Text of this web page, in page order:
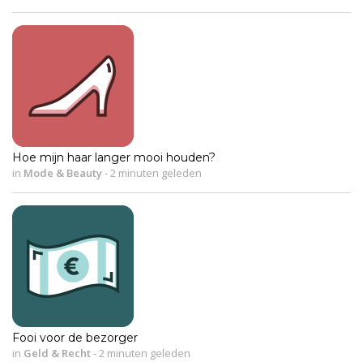
Hoe mijn haar langer mooi houden?
in Mode & Beauty-2 minuten geleden
Fooi voor de bezorger
in Geld & Recht-2 minuten geleden